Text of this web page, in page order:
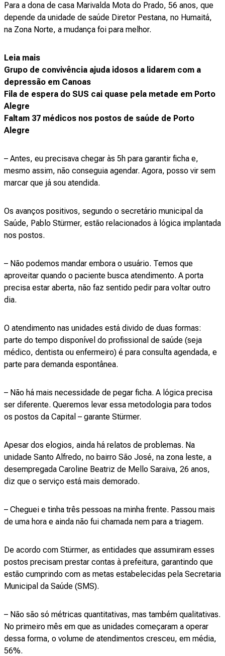
Para a dona de casa Marivalda Mota do Prado, 56 anos, que
depende da unidade de saúde Diretor Pestana, no Humaitá,
na Zona Norte, a mudança foi para melhor.
Leia mais
Grupo de convivência ajuda idosos a lidarem com a
depressão em Canoas
Fila de espera do SUS cai quase pela metade em Porto
Alegre
Faltam 37 médicos nos postos de saúde de Porto
Alegre
– Antes, eu precisava chegar às 5h para garantir ficha e,
mesmo assim, não conseguia agendar. Agora, posso vir sem
marcar que já sou atendida.
Os avanços positivos, segundo o secretário municipal da
Saúde, Pablo Stürmer, estão relacionados à lógica implantada
nos postos.
– Não podemos mandar embora o usuário. Temos que
aproveitar quando o paciente busca atendimento. A porta
precisa estar aberta, não faz sentido pedir para voltar outro
dia.
O atendimento nas unidades está divido de duas formas:
parte do tempo disponível do profissional de saúde (seja
médico, dentista ou enfermeiro) é para consulta agendada, e
parte para demanda espontânea.
– Não há mais necessidade de pegar ficha. A lógica precisa
ser diferente. Queremos levar essa metodologia para todos
os postos da Capital – garante Stürmer.
Apesar dos elogios, ainda há relatos de problemas. Na
unidade Santo Alfredo, no bairro São José, na zona leste, a
desempregada Caroline Beatriz de Mello Saraiva, 26 anos,
diz que o serviço está mais demorado.
– Cheguei e tinha três pessoas na minha frente. Passou mais
de uma hora e ainda não fui chamada nem para a triagem.
De acordo com Stürmer, as entidades que assumiram esses
postos precisam prestar contas à prefeitura, garantindo que
estão cumprindo com as metas estabelecidas pela Secretaria
Municipal da Saúde (SMS).
– Não são só métricas quantitativas, mas também qualitativas.
No primeiro mês em que as unidades começaram a operar
dessa forma, o volume de atendimentos cresceu, em média,
56%.